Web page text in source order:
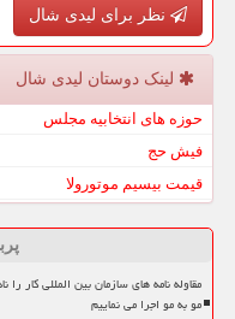
نظر برای لیدی شال
لینک دوستان لیدی شال
حوزه های انتخابیه مجلس
فیش حج
قیمت بیسیم موتورولا
مقاوله نامه های سازمان بین المللی کار
مو به مو اجرا می نماییم